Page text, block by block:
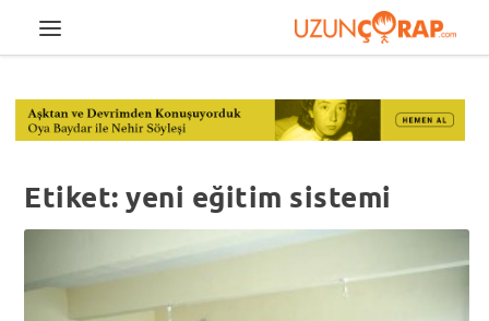
Etiket:yeni eğitim sistemi